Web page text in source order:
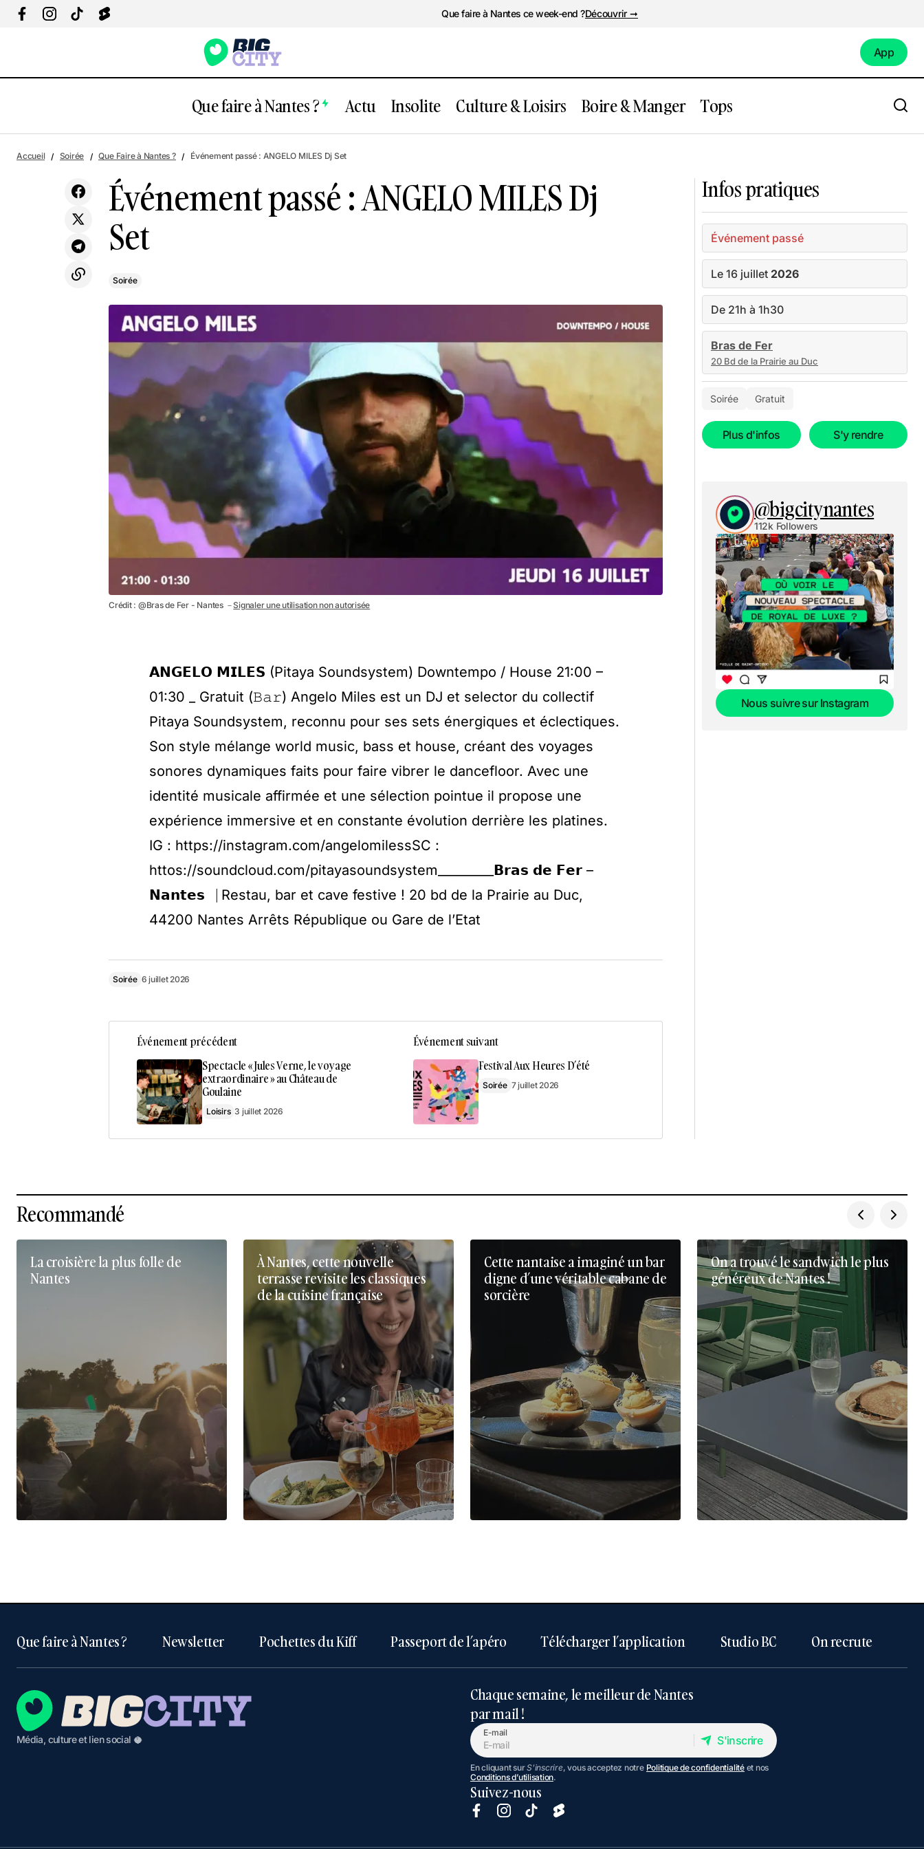
Que faire à Nantes ce week-end ?Découvrir ➞
App
Que faire à Nantes ? Actu Insolite Culture & Loisirs Boire & Manger Tops
Visite d'Oudon : entre Loire et Histoire Soirée Événement passé : ANGELO MILES Dj Set
Accueil Soirée Que Faire à Nantes ? Événement passé : ANGELO MILES Dj Set
Événement passé : ANGELO MILES Dj
Set
Soirée
Crédit : @Bras de Fer - Nantes －Signaler une utilisation non autorisée
𝗔𝗡𝗚𝗘𝗟𝗢 𝗠𝗜𝗟𝗘𝗦 (Pitaya Soundsystem) Downtempo / House 21:00 –
01:30 _ Gratuit (𝙱𝚊𝚛) Angelo Miles est un DJ et selector du collectif
Pitaya Soundsystem, reconnu pour ses sets énergiques et éclectiques.
Son style mélange world music, bass et house, créant des voyages
sonores dynamiques faits pour faire vibrer le dancefloor. Avec une
identité musicale affirmée et une sélection pointue il propose une
expérience immersive et en constante évolution derrière les platines.
IG : https://instagram.com/angelomilessSC :
httos://soundcloud.com/pitayasoundsystem_________𝗕𝗿𝗮𝘀 𝗱𝗲 𝗙𝗲𝗿 –
𝗡𝗮𝗻𝘁𝗲𝘀⎹ Restau, bar et cave festive ! 20 bd de la Prairie au Duc,
44200 Nantes Arrêts République ou Gare de l’Etat
Soirée 6 juillet 2026
Événement précédent
Spectacle « Jules Verne, le voyage
extraordinaire » au Château de
Goulaine
Loisirs 3 juillet 2026
Événement suivant
Festival Aux Heures D’été
Soirée 7 juillet 2026
Infos pratiques
Événement passé
Le 16 juillet 2026
De 21h à 1h30
Bras de Fer
20 Bd de la Prairie au Duc
Soirée Gratuit
Plus d'infos S'y rendre
@bigcitynantes
112k Followers
Nous suivre sur Instagram
Recommandé
La croisière la plus folle de
Nantes
À Nantes, cette nouvelle
terrasse revisite les classiques
de la cuisine française
Cette nantaise a imaginé un bar
digne d’une véritable cabane de
sorcière
On a trouvé le sandwich le plus
généreux de Nantes !
Média, culture et lien social 🥥
Que faire à Nantes ? Newsletter Pochettes du Kiff Passeport de l’apéro Télécharger l’application Studio BC On recrute
Chaque semaine, le meilleur de Nantes
par mail !
E-mail
S'inscrire
S'inscrire
En cliquant surS'inscrire, vous acceptez notre Politique de confidentialitéet nos
Conditions d’utilisation.
Suivez-nous